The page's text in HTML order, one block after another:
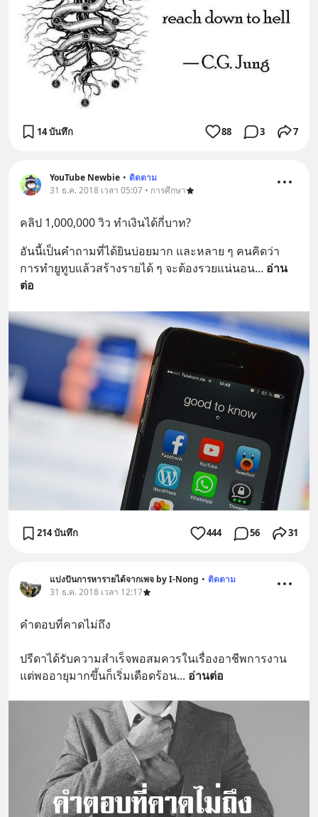
14 บันทึก 88 3 7
YouTube Newbie • ติดตาม
31 ธ.ค. 2018 เวลา 05:07 • การศึกษา
คลิป 1,000,000 วิว ทำเงินได้กี่บาท?
อันนี้เป็นคำถามที่ได้ยินบ่อยมาก และหลาย ๆ คนคิดว่า
การทำยูทูบแล้วสร้างรายได้ ๆ จะต้องรวยแน่นอน... อ่าน
ต่อ
214 บันทึก 444 56 31
แบ่งปันการหารายได้จากเพจ by I-Nong • ติดตาม
31 ธ.ค. 2018 เวลา 12:17
คำตอบที่คาดไม่ถึง
ปรีดาได้รับความสำเร็จพอสมควรในเรื่องอาชีพการงาน
แต่พออายุมากขึ้นก็เริ่มเดือดร้อน... อ่านต่อ